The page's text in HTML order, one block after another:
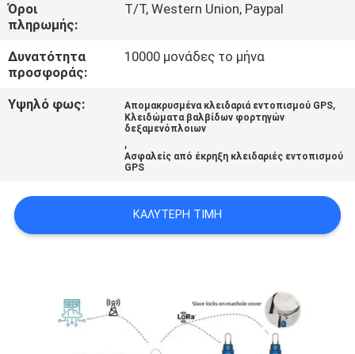
ΖΗΤΉΣΤΕ
ΑΠΌΣΠΑΣΜΑ
SITEMAP
POLICY
Όροι
πληρωμής:
T/T, Western Union, Paypal
Δυνατότητα
προσφοράς:
10000 μονάδες το μήνα
Υψηλό φως: Απομακρυσμένα κλειδαριά εντοπισμού GPS,
Κλειδώματα βαλβίδων φορτηγών
δεξαμενόπλοιων
,
Ασφαλείς από έκρηξη κλειδαριές εντοπισμού
GPS
ΚΑΛΎΤΕΡΗ ΤΙΜΉ